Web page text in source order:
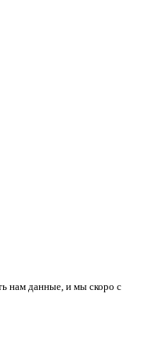
нам данные, и мы скоро с